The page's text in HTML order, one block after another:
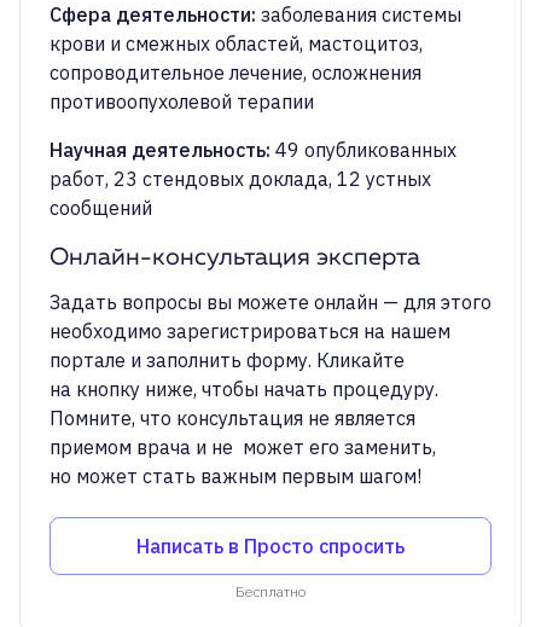
Сфера деятельности: заболевания системы
крови и смежных областей, мастоцитоз,
сопроводительное лечение, осложнения
противоопухолевой терапии
Научная деятельность: 49 опубликованных
работ, 23 стендовых доклада, 12 устных
сообщений
Онлайн-консультация эксперта
Задать вопросы вы можете онлайн — для этого
необходимо зарегистрироваться на нашем
портале и заполнить форму. Кликайте
на кнопку ниже, чтобы начать процедуру.
Помните, что консультация не является
приемом врача и не может его заменить,
но может стать важным первым шагом!
Написать в Просто спросить
Бесплатно